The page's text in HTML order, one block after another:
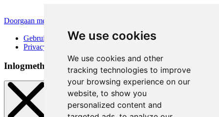
We use cookies
We use cookies and other
tracking technologies to improve
your browsing experience on our
website, to show you
personalized content and
Doorgaan met Apple
Gebruiksvoorwaarden
Privacybeleid
Inlogmethoden